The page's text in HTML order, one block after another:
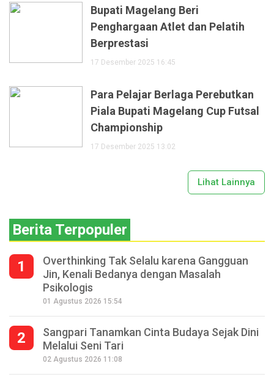
Bupati Magelang Beri
Penghargaan Atlet dan Pelatih
Berprestasi
17 Desember 2025 16:45
Para Pelajar Berlaga Perebutkan
Piala Bupati Magelang Cup Futsal
Championship
17 Desember 2025 13:02
Lihat Lainnya
Berita Terpopuler
1
Overthinking Tak Selalu karena Gangguan
Jin, Kenali Bedanya dengan Masalah
Psikologis
01 Agustus 2026 15:54
2
Sangpari Tanamkan Cinta Budaya Sejak Dini
Melalui Seni Tari
02 Agustus 2026 11:08